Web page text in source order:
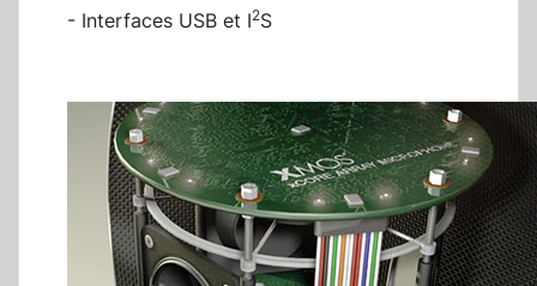
- Interfaces USB et I2S